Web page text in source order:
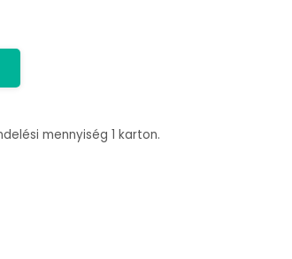
mennyiség 1 karton.